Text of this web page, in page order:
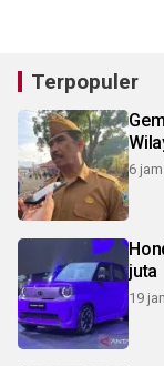
Terpopuler
6
juta
19